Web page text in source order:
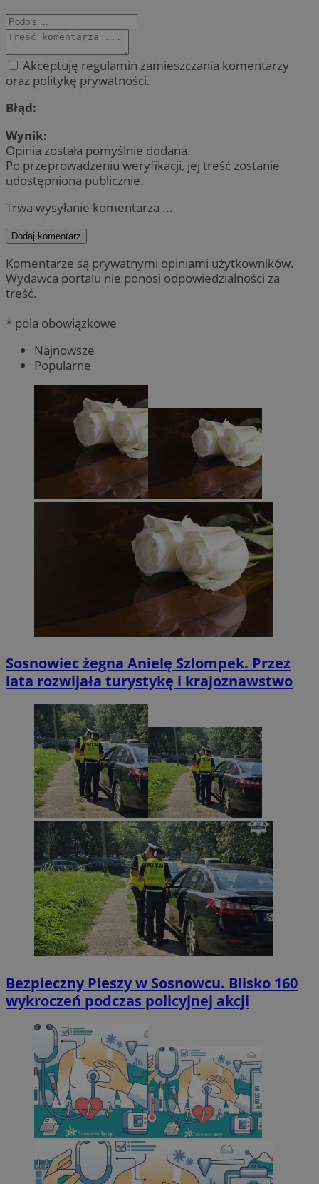
Akceptuję regulamin zamieszczania komentarzy
oraz politykę prywatności.
Błąd:
Wynik:
Opinia została pomyślnie dodana.
Po przeprowadzeniu weryfikacji, jej treść zostanie
udostępniona publicznie.
Trwa wysyłanie komentarza ...
Dodaj komentarz
Komentarze są prywatnymi opiniami użytkowników.
Wydawca portalu nie ponosi odpowiedzialności za
treść.
* pola obowiązkowe
Najnowsze
Popularne
Sosnowiec żegna Anielę Szlompek. Przez
lata rozwijała turystykę i krajoznawstwo
Bezpieczny Pieszy w Sosnowcu. Blisko 160
wykroczeń podczas policyjnej akcji